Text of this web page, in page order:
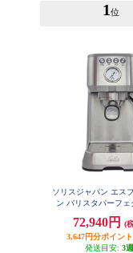
1 位
ソリスジャパン エス
ン バリスタパーフェ
72,940円
(
3,647円分ポイン
発送目安: 3